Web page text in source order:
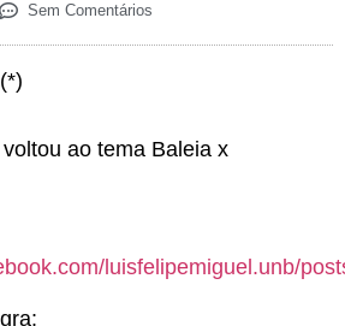
Sem Comentários
(*)
ao tema Baleia x
luisfelipemiguel.unb/